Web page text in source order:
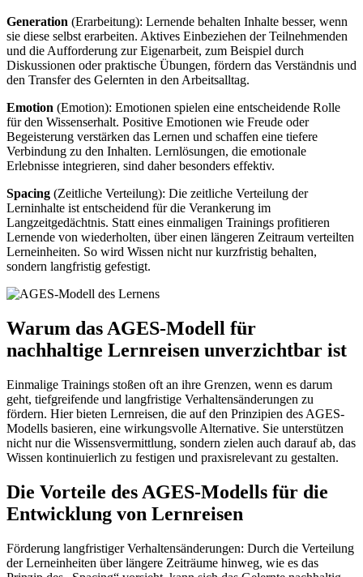
Generation (Erarbeitung): Lernende behalten Inhalte besser, wenn
sie diese selbst erarbeiten. Aktives Einbeziehen der Teilnehmenden
und die Aufforderung zur Eigenarbeit, zum Beispiel durch
Diskussionen oder praktische Übungen, fördern das Verständnis und
den Transfer des Gelernten in den Arbeitsalltag.
Emotion (Emotion): Emotionen spielen eine entscheidende Rolle
für den Wissenserhalt. Positive Emotionen wie Freude oder
Begeisterung verstärken das Lernen und schaffen eine tiefere
Verbindung zu den Inhalten. Lernlösungen, die emotionale
Erlebnisse integrieren, sind daher besonders effektiv.
Spacing (Zeitliche Verteilung): Die zeitliche Verteilung der
Lerninhalte ist entscheidend für die Verankerung im
Langzeitgedächtnis. Statt eines einmaligen Trainings profitieren
Lernende von wiederholten, über einen längeren Zeitraum verteilten
Lerneinheiten. So wird Wissen nicht nur kurzfristig behalten,
sondern langfristig gefestigt.
Warum das AGES-Modell für
nachhaltige Lernreisen unverzichtbar ist
Einmalige Trainings stoßen oft an ihre Grenzen, wenn es darum
geht, tiefgreifende und langfristige Verhaltensänderungen zu
fördern. Hier bieten Lernreisen, die auf den Prinzipien des AGES-
Modells basieren, eine wirkungsvolle Alternative. Sie unterstützen
nicht nur die Wissensvermittlung, sondern zielen auch darauf ab, das
Wissen kontinuierlich zu festigen und praxisrelevant zu gestalten.
Die Vorteile des AGES-Modells für die
Entwicklung von Lernreisen
Förderung langfristiger Verhaltensänderungen: Durch die Verteilung
der Lerneinheiten über längere Zeiträume hinweg, wie es das